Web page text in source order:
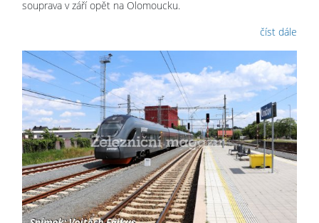
souprava v září opět na Olomoucku.
číst dále